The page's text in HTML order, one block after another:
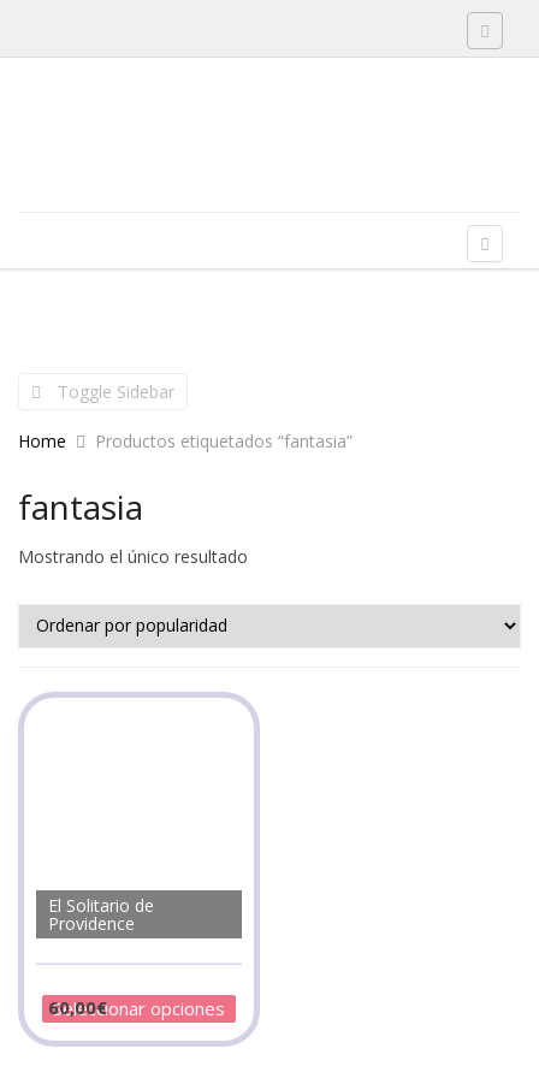
Toggle Sidebar
Home Productos etiquetados “fantasia”
fantasia
Mostrando el único resultado
El Solitario de
Providence
60,00€
Seleccionar opciones